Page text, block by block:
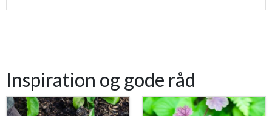
Inspiration og gode råd